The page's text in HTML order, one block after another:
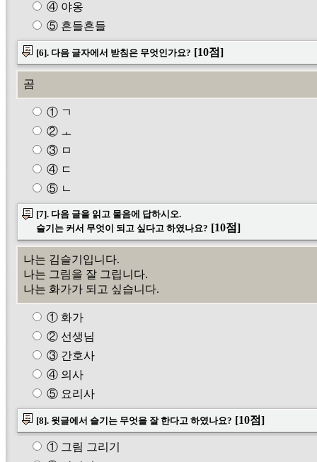
④ 야옹
⑤ 흔들흔들
[6]. 다음 글자에서 받침은 무엇인가요? [10점]
곰
① ㄱ
② ㅗ
③ ㅁ
④ ㄷ
⑤ ㄴ
[7]. 다음 글을 읽고 물음에 답하시오.
슬기는 커서 무엇이 되고 싶다고 하였나요? [10점]
나는 김슬기입니다.
나는 그림을 잘 그립니다.
나는 화가가 되고 싶습니다.
① 화가
② 선생님
③ 간호사
④ 의사
⑤ 요리사
[8]. 윗글에서 슬기는 무엇을 잘 한다고 하였나요? [10점]
① 그림 그리기